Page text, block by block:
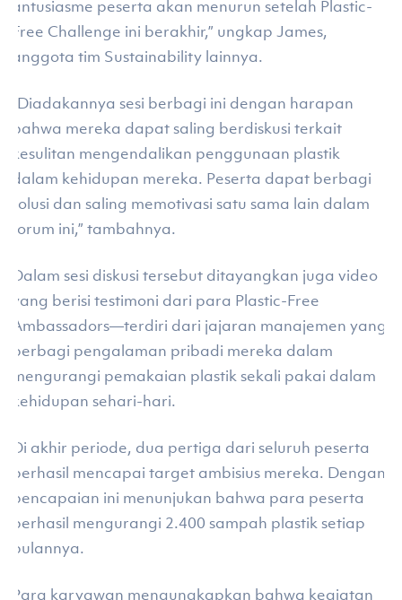
antusiasme peserta akan menurun setelah Plastic-
Free Challenge ini berakhir,” ungkap James,
anggota tim Sustainability lainnya.
“Diadakannya sesi berbagi ini dengan harapan
bahwa mereka dapat saling berdiskusi terkait
kesulitan mengendalikan penggunaan plastik
dalam kehidupan mereka. Peserta dapat berbagi
solusi dan saling memotivasi satu sama lain dalam
forum ini,” tambahnya.
Dalam sesi diskusi tersebut ditayangkan juga video
yang berisi testimoni dari para Plastic-Free
Ambassadors—terdiri dari jajaran manajemen yang
berbagi pengalaman pribadi mereka dalam
mengurangi pemakaian plastik sekali pakai dalam
kehidupan sehari-hari.
Di akhir periode, dua pertiga dari seluruh peserta
berhasil mencapai target ambisius mereka. Dengan
pencapaian ini menunjukan bahwa para peserta
berhasil mengurangi 2.400 sampah plastik setiap
bulannya.
Para karyawan mengungkapkan bahwa kegiatan